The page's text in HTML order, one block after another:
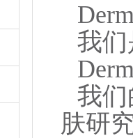
我
我
肤研